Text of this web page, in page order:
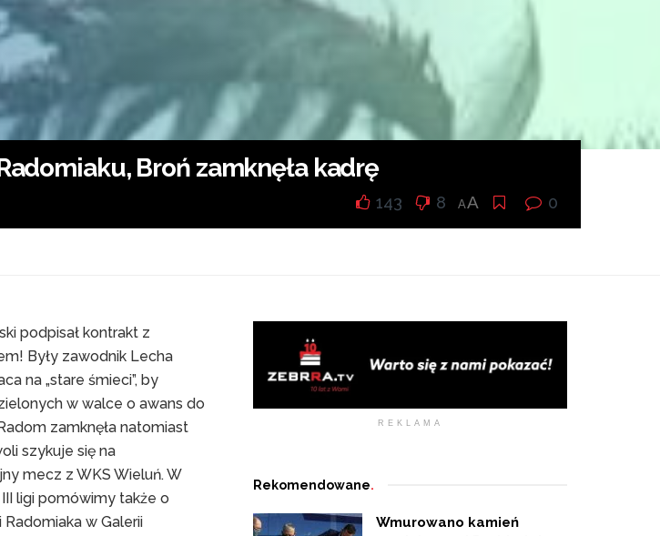
Broń zamknęła kadrę
143 8 AA 0
podpisał kontrakt z
Były zawodnik Lecha
na „stare śmieci”, by
w walce o awans do
zamknęła natomiast
szykuje się na
mecz z WKS Wieluń. W
ligi pomówimy także o
w Galerii
REKLAMA
Rekomendowane.
Wmurowano kamień